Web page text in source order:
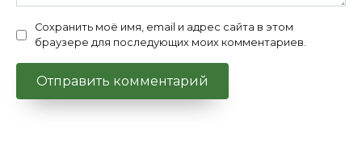
Сохранить моё имя, email и адрес сайта в этом
браузере для последующих моих комментариев.